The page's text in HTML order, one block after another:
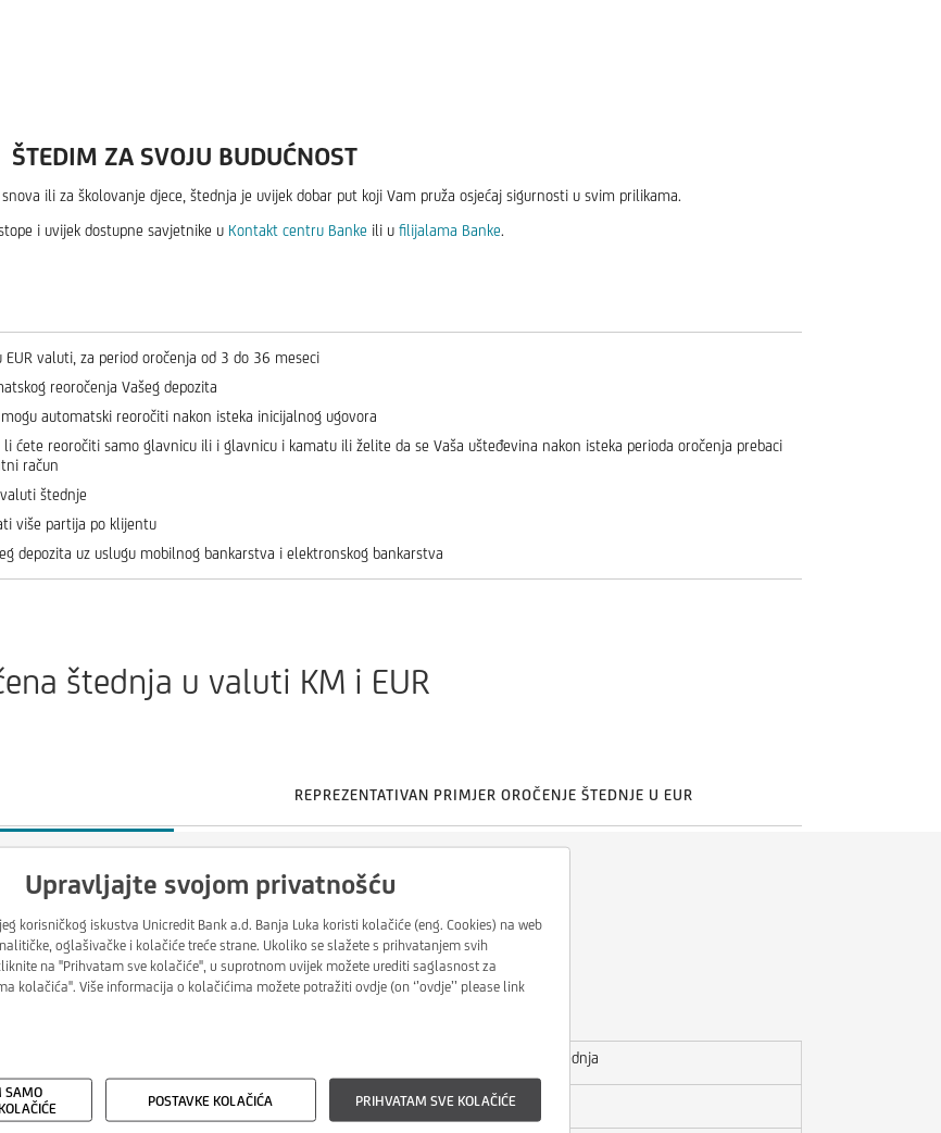
ŠTEDIM ZA SVOJU BUDUĆNOST
ili za školovanje djece, štednja je uvijek dobar put koji Vam pruža osjećaj sigurnosti u svim prilikama.
i uvijek dostupne savjetnike u Kontakt centru Banke ili u filijalama Banke.
valuti, za period oročenja od 3 do 36 meseci
reoročenja Vašeg depozita
automatski reoročiti nakon isteka inicijalnog ugovora
li ćete reoročiti samo glavnicu ili i glavnicu i kamatu ili želite da se Vaša ušteđevina nakon isteka perioda oročenja prebaci
račun
štednje
više partija po klijentu
depozita uz uslugu mobilnog bankarstva i elektronskog bankarstva
štednja u valuti KM i EUR
REPREZENTATIVAN PRIMJER OROČENJE ŠTEDNJE U EUR
rentna i favorit štednja.
Favorit štednja
- -
Upravljajte svojom privatnošću
korisničkog iskustva Unicredit Bank a.d. Banja Luka koristi kolačiće (eng. Cookies) na web
oglašivačke i kolačiće treće strane. Ukoliko se slažete s prihvatanjem svih
na ''Prihvatam sve kolačiće'', u suprotnom uvijek možete urediti saglasnost za
kolačića''. Više informacija o kolačićima možete potražiti ovdje (on ‘’ovdje’’ please link
SAMO
POSTAVKE KOLAČIĆA PRIHVATAM SVE KOLAČIĆE